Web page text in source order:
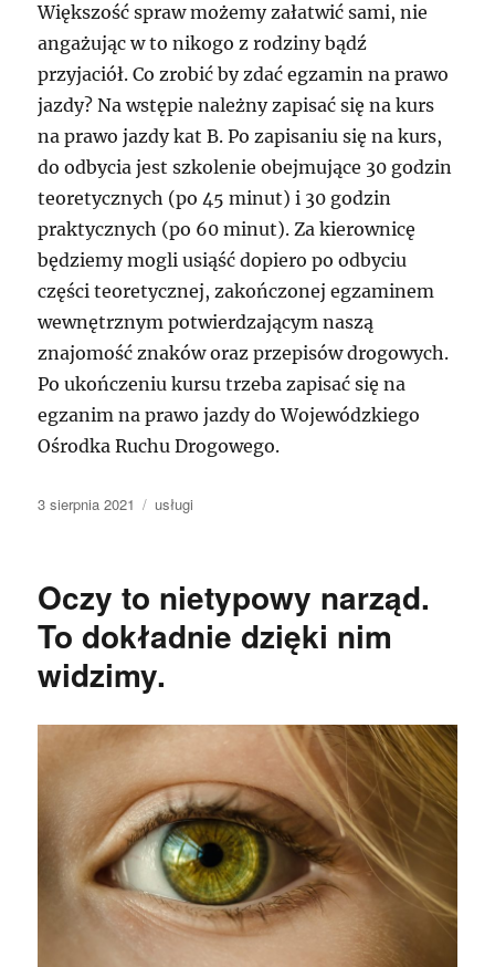
Większość spraw możemy załatwić sami, nie
angażując w to nikogo z rodziny bądź
przyjaciół. Co zrobić by zdać egzamin na prawo
jazdy? Na wstępie należny zapisać się na kurs
na prawo jazdy kat B. Po zapisaniu się na kurs,
do odbycia jest szkolenie obejmujące 30 godzin
teoretycznych (po 45 minut) i 30 godzin
praktycznych (po 60 minut). Za kierownicę
będziemy mogli usiąść dopiero po odbyciu
części teoretycznej, zakończonej egzaminem
wewnętrznym potwierdzającym naszą
znajomość znaków oraz przepisów drogowych.
Po ukończeniu kursu trzeba zapisać się na
egzanim na prawo jazdy do Wojewódzkiego
Ośrodka Ruchu Drogowego.
Data
3 sierpnia 2021 Kategorie
usługi
Oczy to nietypowy narząd.
To dokładnie dzięki nim
widzimy.